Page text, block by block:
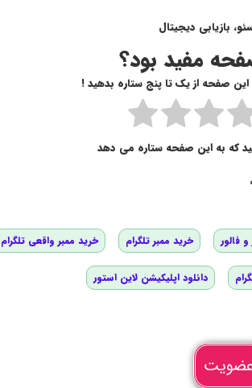
بازیابی دیجیتال
مفید بود؟
این صفحه از یک تا پنج ستاره بدهید !
که به این صفحه ستاره می دهد
فالور خرید ممبر تلگرام خرید ممبر واقعی تلگرام
دانلود اپلیکیشن لاین استور